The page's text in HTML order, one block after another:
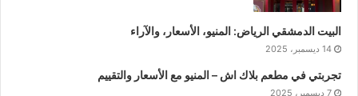
البيت الدمشقي الرياض: المنيو، الأسعار، والآراء
14 ديسمبر، 2025
تجربتي في مطعم بلاك اش – المنيو مع الأسعار والتقييم
7 ديسمبر، 2025